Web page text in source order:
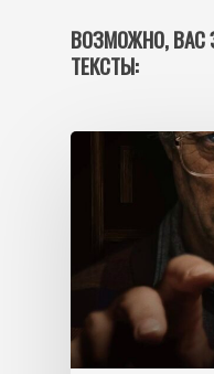
ВОЗМОЖНО, ВАС
ТЕКСТЫ: